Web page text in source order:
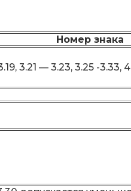
Номер знака
3.21 — 3.23, 3.25 -3.33,